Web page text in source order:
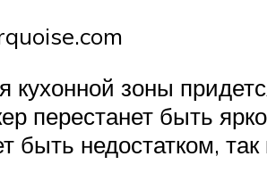
кухонной зоны
перестанет быть
быть недостатком,